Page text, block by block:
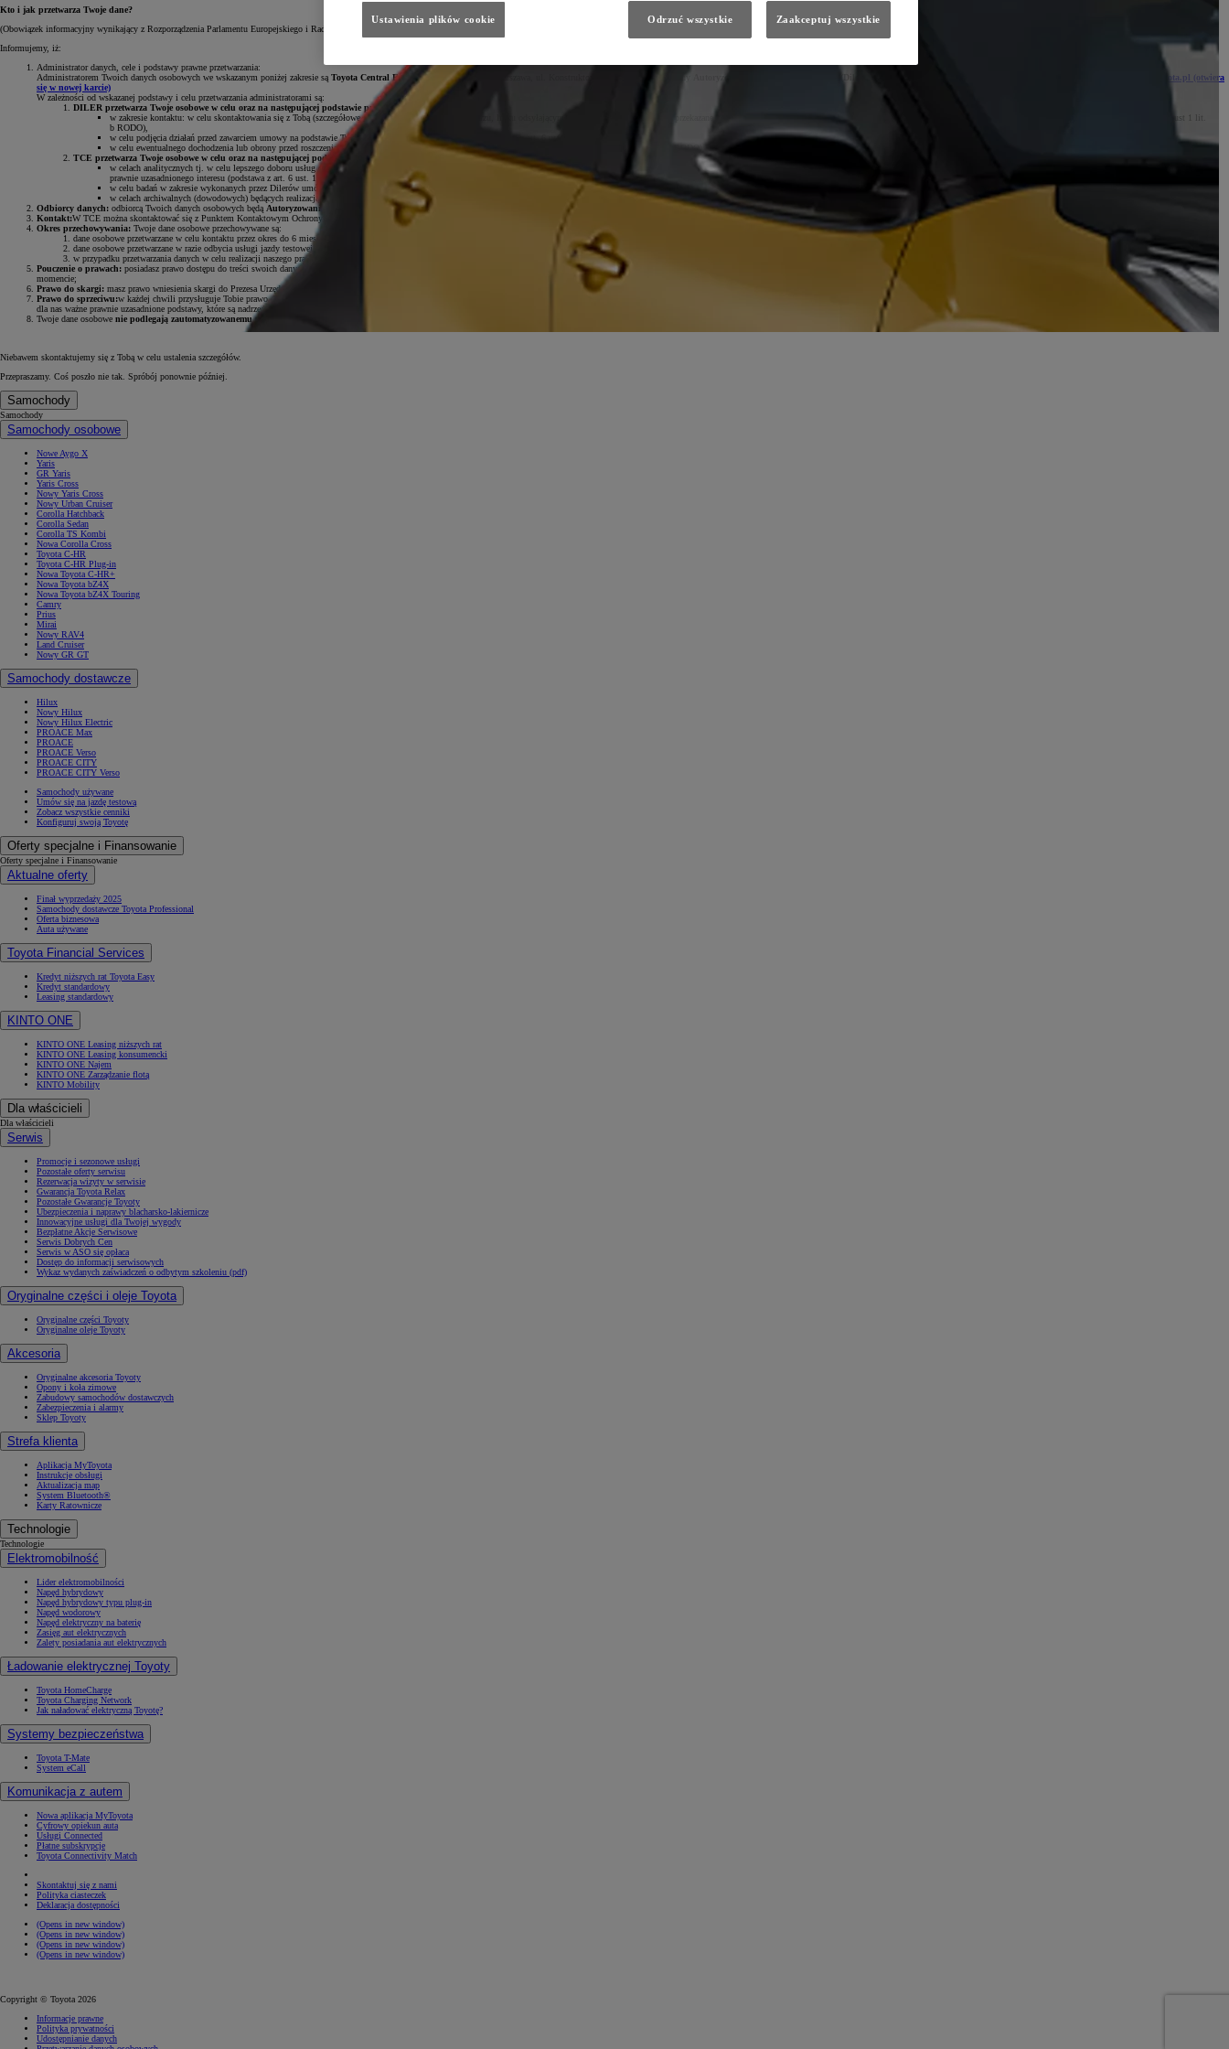
Od81 900 zł
Yaris Cross
HYBRID
Kto i jak przetwarza Twoje dane?
(Obowiązek informacyjny wynikający z Rozporządzenia Parlamentu Europejskiego i Rady (UE) 2016/679 z dnia 27 kwietnia 2016 r. w sprawie ochrony osób fizycznych w związku z przetwarzaniem danych osobowych i w sprawie swobodnego przepływu takich danych oraz uchylenia dyrektywy 95/46/WE (RODO))
Informujemy, iż:
Administrator danych, cele i podstawy prawne przetwarzania:
Administratorem Twoich danych osobowych we wskazanym poniżej zakresie są Toyota Central Europe Sp. z o.o., 02-673 Warszawa, ul. Konstruktorska 5 ( ) oraz wybrany www.toyota.pl (otwiera
się w nowej karcie)
W zależności od wskazanej podstawy i celu przetwarzania administratorami są:
DILER przetwarza Twoje osobowe w celu oraz na następującej podstawie prawnej:
w zakresie kontaktu: w celu skontaktowania się z Tobą (szczegółowe dane Dilera widnieją na formularzu, linku odsyłającym do strony albo zostaną Tobie przekazane po skontaktowaniu się) na podstawie Twojego zainteresowania ofertą na stronie internetowej TCE i Dilera (podstawa z art. 6 ust 1 lit.
b RODO),
w celu podjęcia działań przed zawarciem umowy na podstawie Twojego zainteresowania ofertą Dilera (podstawa z art. 6 ust 1 lit. b RODO)
w celu ewentualnego dochodzenia lub obrony przed roszczeniami będącym realizacją prawnie uzasadnionego interesu Dilera (podstawa z art. 6 ust. 1 lit. f RODO) (np. zapłata mandatu);
TCE przetwarza Twoje osobowe w celu oraz na następującej podstawie prawnej:
w celach analitycznych tj. w celu lepszego doboru usług do potrzeb klientów Toyota i Lexus, ogólnej optymalizacji produktów Toyota i Lexus, optymalizacji procesów obsługi, budowania wiedzy o klientach Toyota i Lexus, analizy finansowej TCE oraz sieci dilerskiej, będących realizacją naszego
prawnie uzasadnionego interesu (podstawa z art. 6 ust. 1 lit. f RODO);
w celu badań w zakresie wykonanych przez Dilerów umów i usług w tym posprzedażnych, które odbywają się w związku z działaniem sieci dilerskiej) (podstawa z art. 6 ust. 1 lit. f RODO);
w celach archiwalnych (dowodowych) będących realizacją naszego prawnie uzasadnionego interesu zabezpieczenia informacji na wypadek prawnej potrzeby wykazania faktów (art. 6 ust. 1 lit. f RODO);
Odbiorcy danych: odbiorcą Twoich danych osobowych będą Autoryzowani Dilerzy Toyoty i Lexusa w Polsce (Dilerzy)
, firmy współpracujące w zakresie usług IT, usług marketingowych, badań rynku, call center, firmy wspierające organizację i realizację wydarzeń, spółki z grupy TOYOTA;
Kontakt:W TCE można skontaktować się z Punktem Kontaktowym Ochrony Danych pod adresem e-mail:
Okres przechowywania: Twoje dane osobowe przechowywane są:
dane osobowe przetwarzane w celu kontaktu przez okres do 6 miesięcy;
dane osobowe przetwarzane w razie odbycia usługi jazdy testowej będziemy przechowywać przez czas w jakim mogą ujawnić się roszczenia związane z usługą np. mandatem;
w przypadku przetwarzania danych w celu realizacji naszego prawnie uzasadnionego interesu - przez okres do czasu złożenia przez Ciebie sprzeciwu, z zastrzeżeniem konieczności przetwarzania danych do końca okresu niezbędnego do ustalenia, dochodzenia lub obrony roszczeń.
Pouczenie o prawach: posiadasz prawo dostępu do treści swoich danych oraz prawo ich sprostowania, usunięcia, ograniczenia przetwarzania, prawo do przenoszenia danych, prawo wniesienia sprzeciwu wobec przetwarzania danych, prawo wniesienia sprzeciwu wobec profilowania, prawo do cofnięcia zgody w dowolnym
momencie;
Prawo do skargi: masz prawo wniesienia skargi do Prezesa Urzędu Ochrony Danych Osobowych, gdy uznasz, iż przetwarzanie Twoich danych osobowych narusza przepisy RODO;
Prawo do sprzeciwu:w każdej chwili przysługuje Tobie prawo do wniesienia sprzeciwu wobec przetwarzania Twoich danych na podstawie prawnie uzasadnionego interesu, opisanego powyżej. Przestaniemy przetwarzać Twoje dane w tych celach, chyba że będziemy w stanie wykazać, że w stosunku do tych danych istnieją
dla nas ważne prawnie uzasadnione podstawy, które są nadrzędne wobec Twoich interesów, praw i wolności, lub dane będą nam niezbędne do ewentualnego ustalenia, dochodzenia lub obrony roszczeń;
Twoje dane osobowe nie podlegają zautomatyzowanemu podejmowaniu decyzji, w tym profilowaniu
Niebawem skontaktujemy się z Tobą w celu ustalenia szczegółów.
Przepraszamy. Coś poszło nie tak. Spróbój ponownie później.
Samochody
Samochody
Samochody osobowe
Nowe Aygo X
Yaris
GR Yaris
Yaris Cross
Nowy Yaris Cross
Nowy Urban Cruiser
Corolla Hatchback
Corolla Sedan
Corolla TS Kombi
Nowa Corolla Cross
Toyota C-HR
Toyota C-HR Plug-in
Nowa Toyota C-HR+
Nowa Toyota bZ4X
Nowa Toyota bZ4X Touring
Camry
Prius
Mirai
Nowy RAV4
Land Cruiser
Nowy GR GT
Samochody dostawcze
Hilux
Nowy Hilux
Nowy Hilux Electric
PROACE Max
PROACE
PROACE Verso
PROACE CITY
PROACE CITY Verso
Samochody używane
Umów się na jazdę testową
Zobacz wszystkie cenniki
Konfiguruj swoją Toyotę
Oferty specjalne i Finansowanie
Oferty specjalne i Finansowanie
Aktualne oferty
Finał wyprzedaży 2025
Samochody dostawcze Toyota Professional
Oferta biznesowa
Auta używane
Toyota Financial Services
Kredyt niższych rat Toyota Easy
Kredyt standardowy
Leasing standardowy
KINTO ONE
KINTO ONE Leasing niższych rat
KINTO ONE Leasing konsumencki
KINTO ONE Najem
KINTO ONE Zarządzanie flotą
KINTO Mobility
Dla właścicieli
Dla właścicieli
Serwis
Promocje i sezonowe usługi
Pozostałe oferty serwisu
Rezerwacja wizyty w serwisie
Gwarancja Toyota Relax
Pozostałe Gwarancje Toyoty
Ubezpieczenia i naprawy blacharsko-lakiernicze
Innowacyjne usługi dla Twojej wygody
Bezpłatne Akcje Serwisowe
Serwis Dobrych Cen
Serwis w ASO się opłaca
Dostęp do informacji serwisowych
Wykaz wydanych zaświadczeń o odbytym szkoleniu (pdf)
Oryginalne części i oleje Toyota
Oryginalne części Toyoty
Oryginalne oleje Toyoty
Akcesoria
Oryginalne akcesoria Toyoty
Opony i koła zimowe
Zabudowy samochodów dostawczych
Zabezpieczenia i alarmy
Sklep Toyoty
Strefa klienta
Aplikacja MyToyota
Instrukcje obsługi
Aktualizacja map
System Bluetooth®
Karty Ratownicze
Technologie
Technologie
Elektromobilność
Lider elektromobilności
Napęd hybrydowy
Napęd hybrydowy typu plug-in
Napęd wodorowy
Napęd elektryczny na baterię
Zasięg aut elektrycznych
Zalety posiadania aut elektrycznych
Ładowanie elektrycznej Toyoty
Toyota HomeCharge
Toyota Charging Network
Jak naładować elektryczną Toyotę?
Systemy bezpieczeństwa
Toyota T-Mate
System eCall
Komunikacja z autem
Nowa aplikacja MyToyota
Cyfrowy opiekun auta
Usługi Connected
Płatne subskrypcje
Toyota Connectivity Match
Skontaktuj się z nami
Polityka ciasteczek
Deklaracja dostępności
(Opens in new window)
(Opens in new window)
(Opens in new window)
(Opens in new window)
Copyright © Toyota 2026
Informacje prawne
Polityka prywatności
Udostępnianie danych
Odrzuć wszystkie Zaakceptuj wszystkie
Ustawienia plików cookie